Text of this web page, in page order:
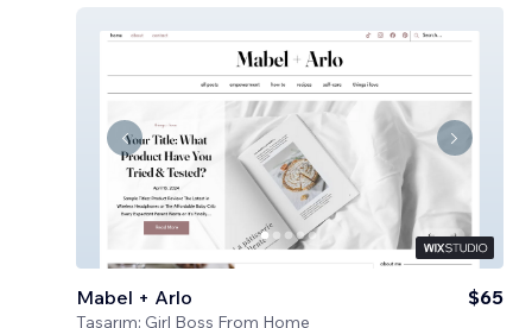
Mabel + Arlo
Tasarım: Girl Boss From Home
$65